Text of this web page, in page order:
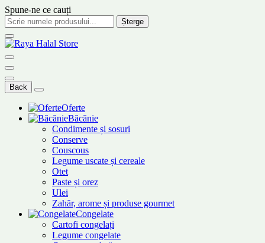
Spune-ne ce cauți
Șterge
Back
Oferte
Băcănie
Condimente și sosuri
Conserve
Couscous
Legume uscate și cereale
Otet
Paste și orez
Ulei
Zahăr, arome și produse gourmet
Congelate
Cartofi congelați
Legume congelate